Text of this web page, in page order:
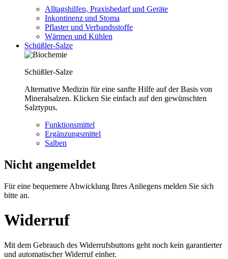
Alltagshilfen, Praxisbedarf und Geräte
Inkontinenz und Stoma
Pflaster und Verbandsstoffe
Wärmen und Kühlen
Schüßler-Salze
Schüßler-Salze
Alternative Medizin für eine sanfte Hilfe auf der Basis von
Mineralsalzen. Klicken Sie einfach auf den gewünschten
Salztypus.
Funktionsmittel
Ergänzungsmittel
Salben
Nicht angemeldet
Für eine bequemere Abwicklung Ihres Anliegens melden Sie sich
bitte an.
Widerruf
Mit dem Gebrauch des Widerrufsbuttons geht noch kein garantierter
und automatischer Widerruf einher.